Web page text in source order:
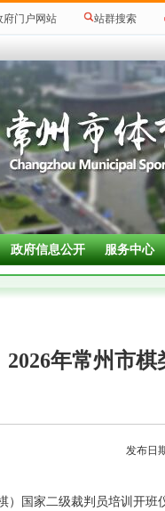
府门户网站 站群搜索
政府信息公开 服务中心
2026年常州市
发布日
）国家二级裁判员培训开